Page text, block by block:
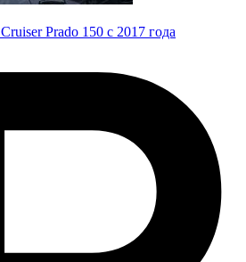
Prado 150 с 2017 года